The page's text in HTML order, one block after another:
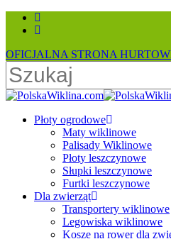
Skip
content
facebook
instagram
OFICJALNA STRONA
Close
search
Menu
Płoty ogrodowe
Maty wiklinowe
Palisady Wiklinowe
Płoty leszczynowe
Słupki leszczynowe
Furtki leszczynowe
Dla zwierząt
Transportery wiklinowe
Legowiska wiklinowe
Kosze na rower dla